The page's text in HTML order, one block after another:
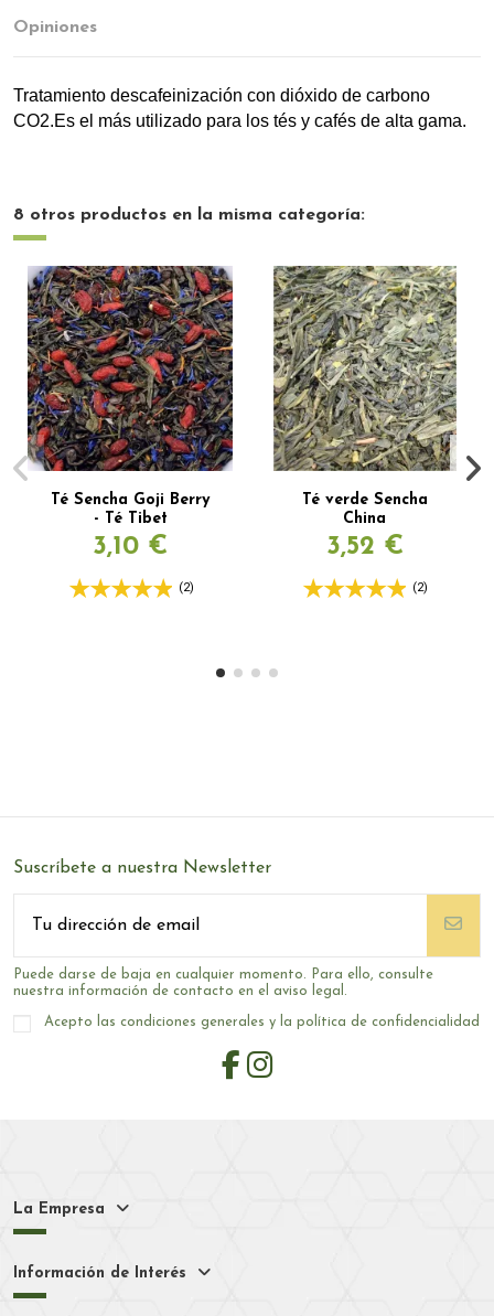
Opiniones
Tratamiento descafeinización con dióxido de carbono
CO2.Es el más utilizado para los tés y cafés de alta gama.
8 otros productos en la misma categoría:
Té Sencha Goji Berry
- Té Tibet
3,10 €
(2)
Té verde Sencha
China
3,52 €
(2)
Suscríbete a nuestra Newsletter
Puede darse de baja en cualquier momento. Para ello, consulte
nuestra información de contacto en el aviso legal.
Acepto las condiciones generales y la política de confidencialidad
La Empresa
Información de Interés